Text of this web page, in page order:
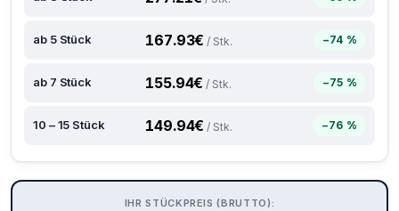
ab 5 Stück 167.93€ / Stk. −74 %
ab 7 Stück 155.94€ / Stk. −75 %
10 – 15 Stück 149.94€ / Stk. −76 %
IHR STÜCKPREIS (BRUTTO):